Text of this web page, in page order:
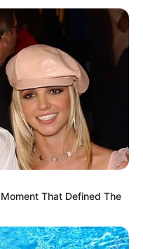
That Defined The